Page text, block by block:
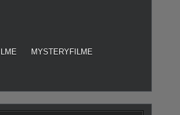
MYSTERYFILME